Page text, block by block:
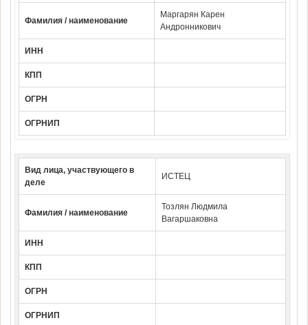
Фамилия / наименование
Маргарян Карен
Андронникович
ИНН
КПП
ОГРН
ОГРНИП
Вид лица, участвующего в
деле
ИСТЕЦ
Фамилия / наименование
Тозлян Людмила
Вагаршаковна
ИНН
КПП
ОГРН
ОГРНИП